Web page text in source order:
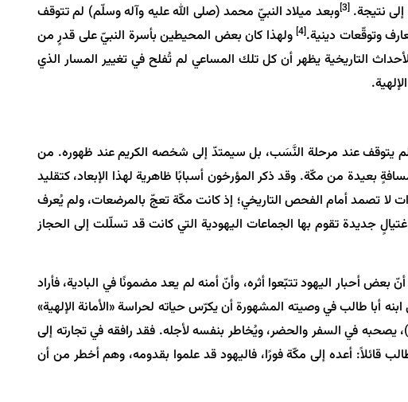
إلى نتيجة.[3] وبعد ميلاد النبيّ محمد (صلى الله عليه وآله وسلّم) لم تتوقف
وتوقّعات دينية.[4] ولهذا كان بعض المحيطين بأسرة النبيّ على قدرٍ من
التاريخية يظهر أن كل تلك المساعي لم تُفلح في تغيير المسار الذي
لم يتوقف عند مرحلة النَّسَب، بل سيمتدّ إلى شخصه الكريم عند ظهوره. من
بعيدة من مكّة. وقد ذكر المؤرخون أسبابًا ظاهرية لهذا الإبعاد، كتقليد
لا تصمد أمام الفحص التاريخي؛ إذ كانت مكّة تعجّ بالمرضعات، ولم يُعرف
جديدة تقوم بها الجماعات اليهودية التي كانت قد تسلّلت إلى الحجاز
أحبار اليهود تتبّعوا أثره، وأنّ أمنه لم يعد مضمونًا في البادية، فأراد
أبا طالب في وصيته المشهورة أن يكرّس حياته لحراسة «الأمانة الإلهية»
يصحبه في السفر والحضر، ويُخاطر بنفسه لأجله. فقد رافقه في تجارته إلى
قائلاً: أعده إلى مكّة فورًا، فاليهود قد علموا بقدومه، وهم أخطر من أن